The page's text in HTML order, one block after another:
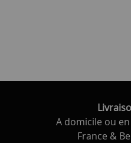
A domicile ou
France &